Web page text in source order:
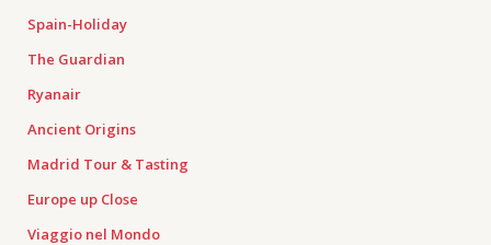
Spain-Holiday
The Guardian
Ryanair
Ancient Origins
Madrid Tour & Tasting
Europe up Close
Viaggio nel Mondo